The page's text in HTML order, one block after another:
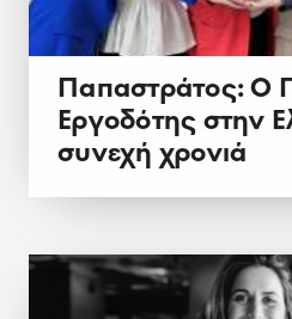
Παπαστράτος: Ο
Εργοδότης στην
συνεχή χρονιά